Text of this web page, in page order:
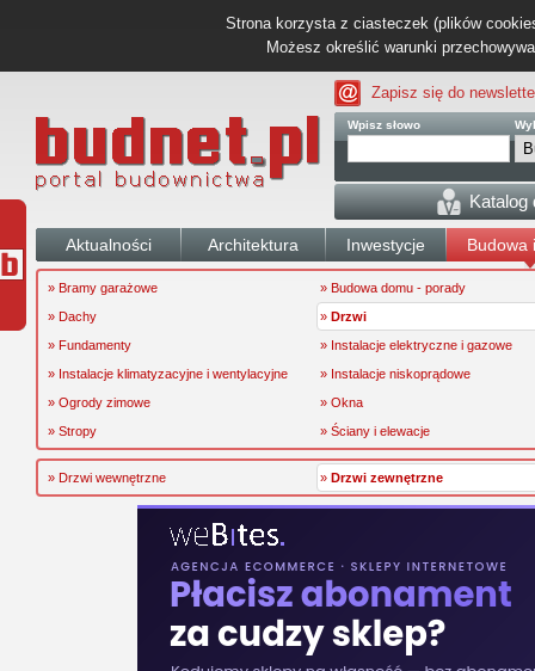
Strona korzysta z ciasteczek (plików
Możesz określić warunki
Zapisz się do
Wpisz słowo
Katalog
Aktualności Architektura Inwestycje Budowa
» Bramy garażowe
» Budowa domu - porady
» Dachy
» Drzwi
» Fundamenty
» Instalacje elektryczne i gazowe
» Instalacje klimatyzacyjne i wentylacyjne
» Instalacje niskoprądowe
» Ogrody zimowe
» Okna
» Stropy
» Ściany i elewacje
» Drzwi wewnętrzne » Drzwi zewnętrzne